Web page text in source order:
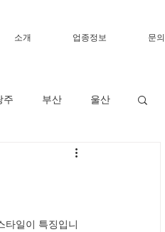
소개 업종정보 문의
주 부산 울산
타일이 특징입니